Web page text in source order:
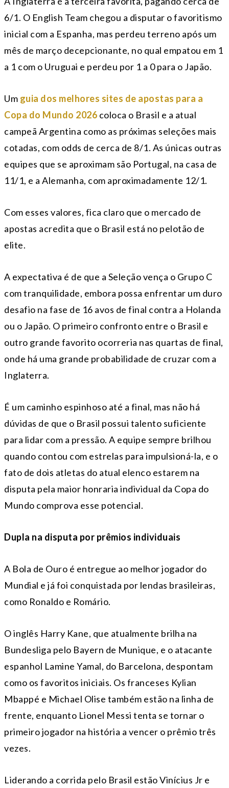
6/1. O English Team chegou a disputar o favoritismo
inicial com a Espanha, mas perdeu terreno após um
mês de março decepcionante, no qual empatou em 1
a 1 com o Uruguai e perdeu por 1 a 0 para o Japão.
Um guia dos melhores sites de apostas para a
Copa do Mundo 2026 coloca o Brasil e a atual
campeã Argentina como as próximas seleções mais
cotadas, com odds de cerca de 8/1. As únicas outras
equipes que se aproximam são Portugal, na casa de
11/1, e a Alemanha, com aproximadamente 12/1.
Com esses valores, fica claro que o mercado de
apostas acredita que o Brasil está no pelotão de
elite.
A expectativa é de que a Seleção vença o Grupo C
com tranquilidade, embora possa enfrentar um duro
desafio na fase de 16 avos de final contra a Holanda
ou o Japão. O primeiro confronto entre o Brasil e
outro grande favorito ocorreria nas quartas de final,
onde há uma grande probabilidade de cruzar com a
Inglaterra.
É um caminho espinhoso até a final, mas não há
dúvidas de que o Brasil possui talento suficiente
para lidar com a pressão. A equipe sempre brilhou
quando contou com estrelas para impulsioná-la, e o
fato de dois atletas do atual elenco estarem na
disputa pela maior honraria individual da Copa do
Mundo comprova esse potencial.
Dupla na disputa por prêmios individuais
A Bola de Ouro é entregue ao melhor jogador do
Mundial e já foi conquistada por lendas brasileiras,
como Ronaldo e Romário.
O inglês Harry Kane, que atualmente brilha na
Bundesliga pelo Bayern de Munique, e o atacante
espanhol Lamine Yamal, do Barcelona, despontam
como os favoritos iniciais. Os franceses Kylian
Mbappé e Michael Olise também estão na linha de
frente, enquanto Lionel Messi tenta se tornar o
primeiro jogador na história a vencer o prêmio três
vezes.
Liderando a corrida pelo Brasil estão Vinícius Jr e